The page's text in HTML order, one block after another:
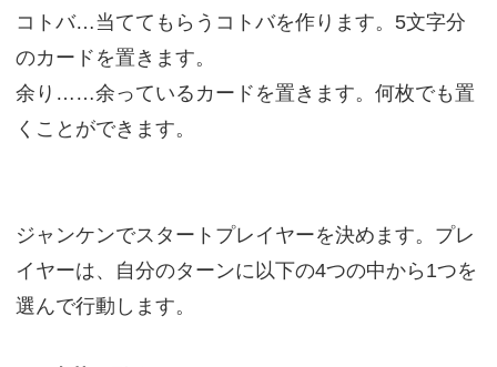
コトバ…当ててもらうコトバを作ります。5文字分
のカードを置きます。
余り……余っているカードを置きます。何枚でも置
くことができます。
ジャンケンでスタートプレイヤーを決めます。プレ
イヤーは、自分のターンに以下の4つの中から1つを
選んで行動します。